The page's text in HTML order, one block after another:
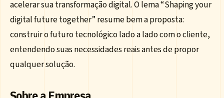
acelerar sua transformação digital. O lema “Shaping your
digital future together” resume bem a proposta:
construir o futuro tecnológico lado a lado com o cliente,
entendendo suas necessidades reais antes de propor
qualquer solução.